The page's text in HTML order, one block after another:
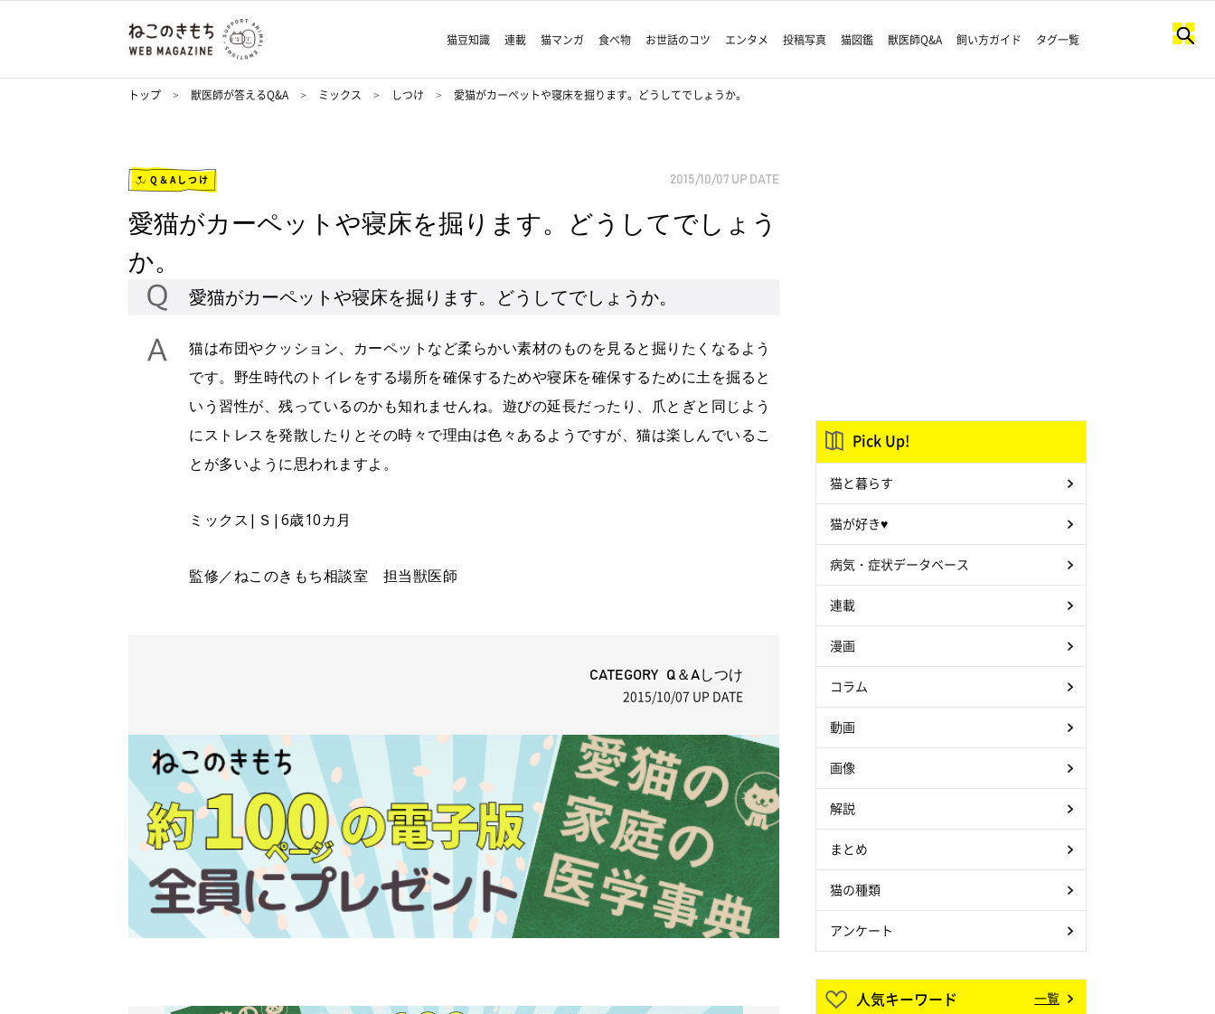
猫豆知識 連載 猫マンガ 食べ物 お世話のコツ エンタメ 投稿写真 猫図鑑 獣医師Q&A 飼い方ガイド タグ一覧
トップ 獣医師が答えるQ&A ミックス しつけ 愛猫がカーペットや寝床を掘ります。どうしてでしょうか。
Q＆Aしつけ 2015/10/07 UP DATE
愛猫がカーペットや寝床を掘ります。どうしてでしょう
か。
愛猫がカーペットや寝床を掘ります。どうしてでしょうか。
猫は布団やクッション、カーペットなど柔らかい素材のものを見ると掘りたくなるよう
です。野生時代のトイレをする場所を確保するためや寝床を確保するために土を掘ると
いう習性が、残っているのかも知れませんね。遊びの延長だったり、爪とぎと同じよう
にストレスを発散したりとその時々で理由は色々あるようですが、猫は楽しんでいるこ
とが多いように思われますよ。
ミックス|Ｓ|6歳10カ月
監修／ねこのきもち相談室 担当獣医師
CATEGORY Q＆Aしつけ
2015/10/07 UP DATE
Pick Up!
猫と暮らす
猫が好き♥
病気・症状データベース
連載
漫画
コラム
動画
画像
解説
まとめ
猫の種類
アンケート
人気キーワード 一覧